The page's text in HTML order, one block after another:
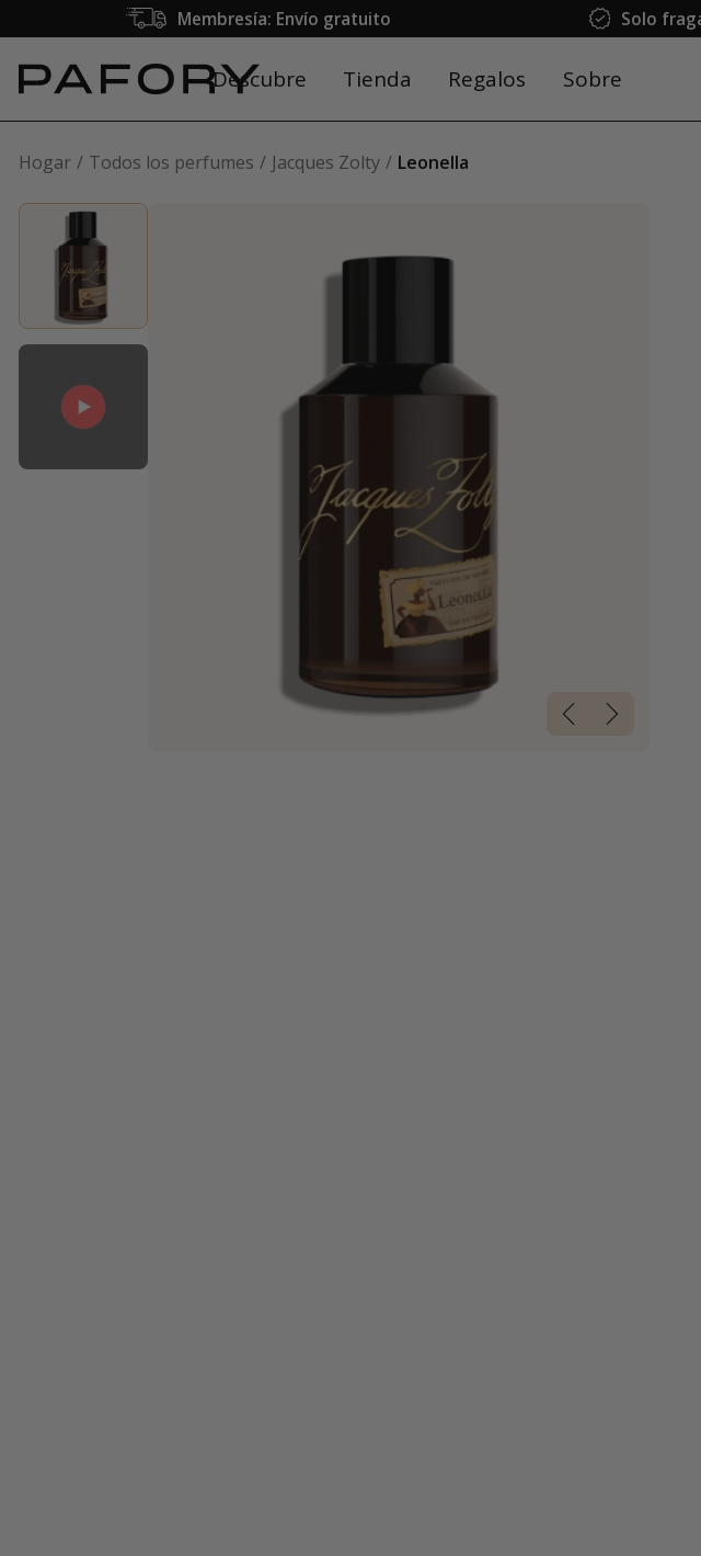
Membresía: Envío gratuito Solo
Descubre Tienda Regalos Sobre
Hogar Todos los perfumes Jacques Zolty Leonella